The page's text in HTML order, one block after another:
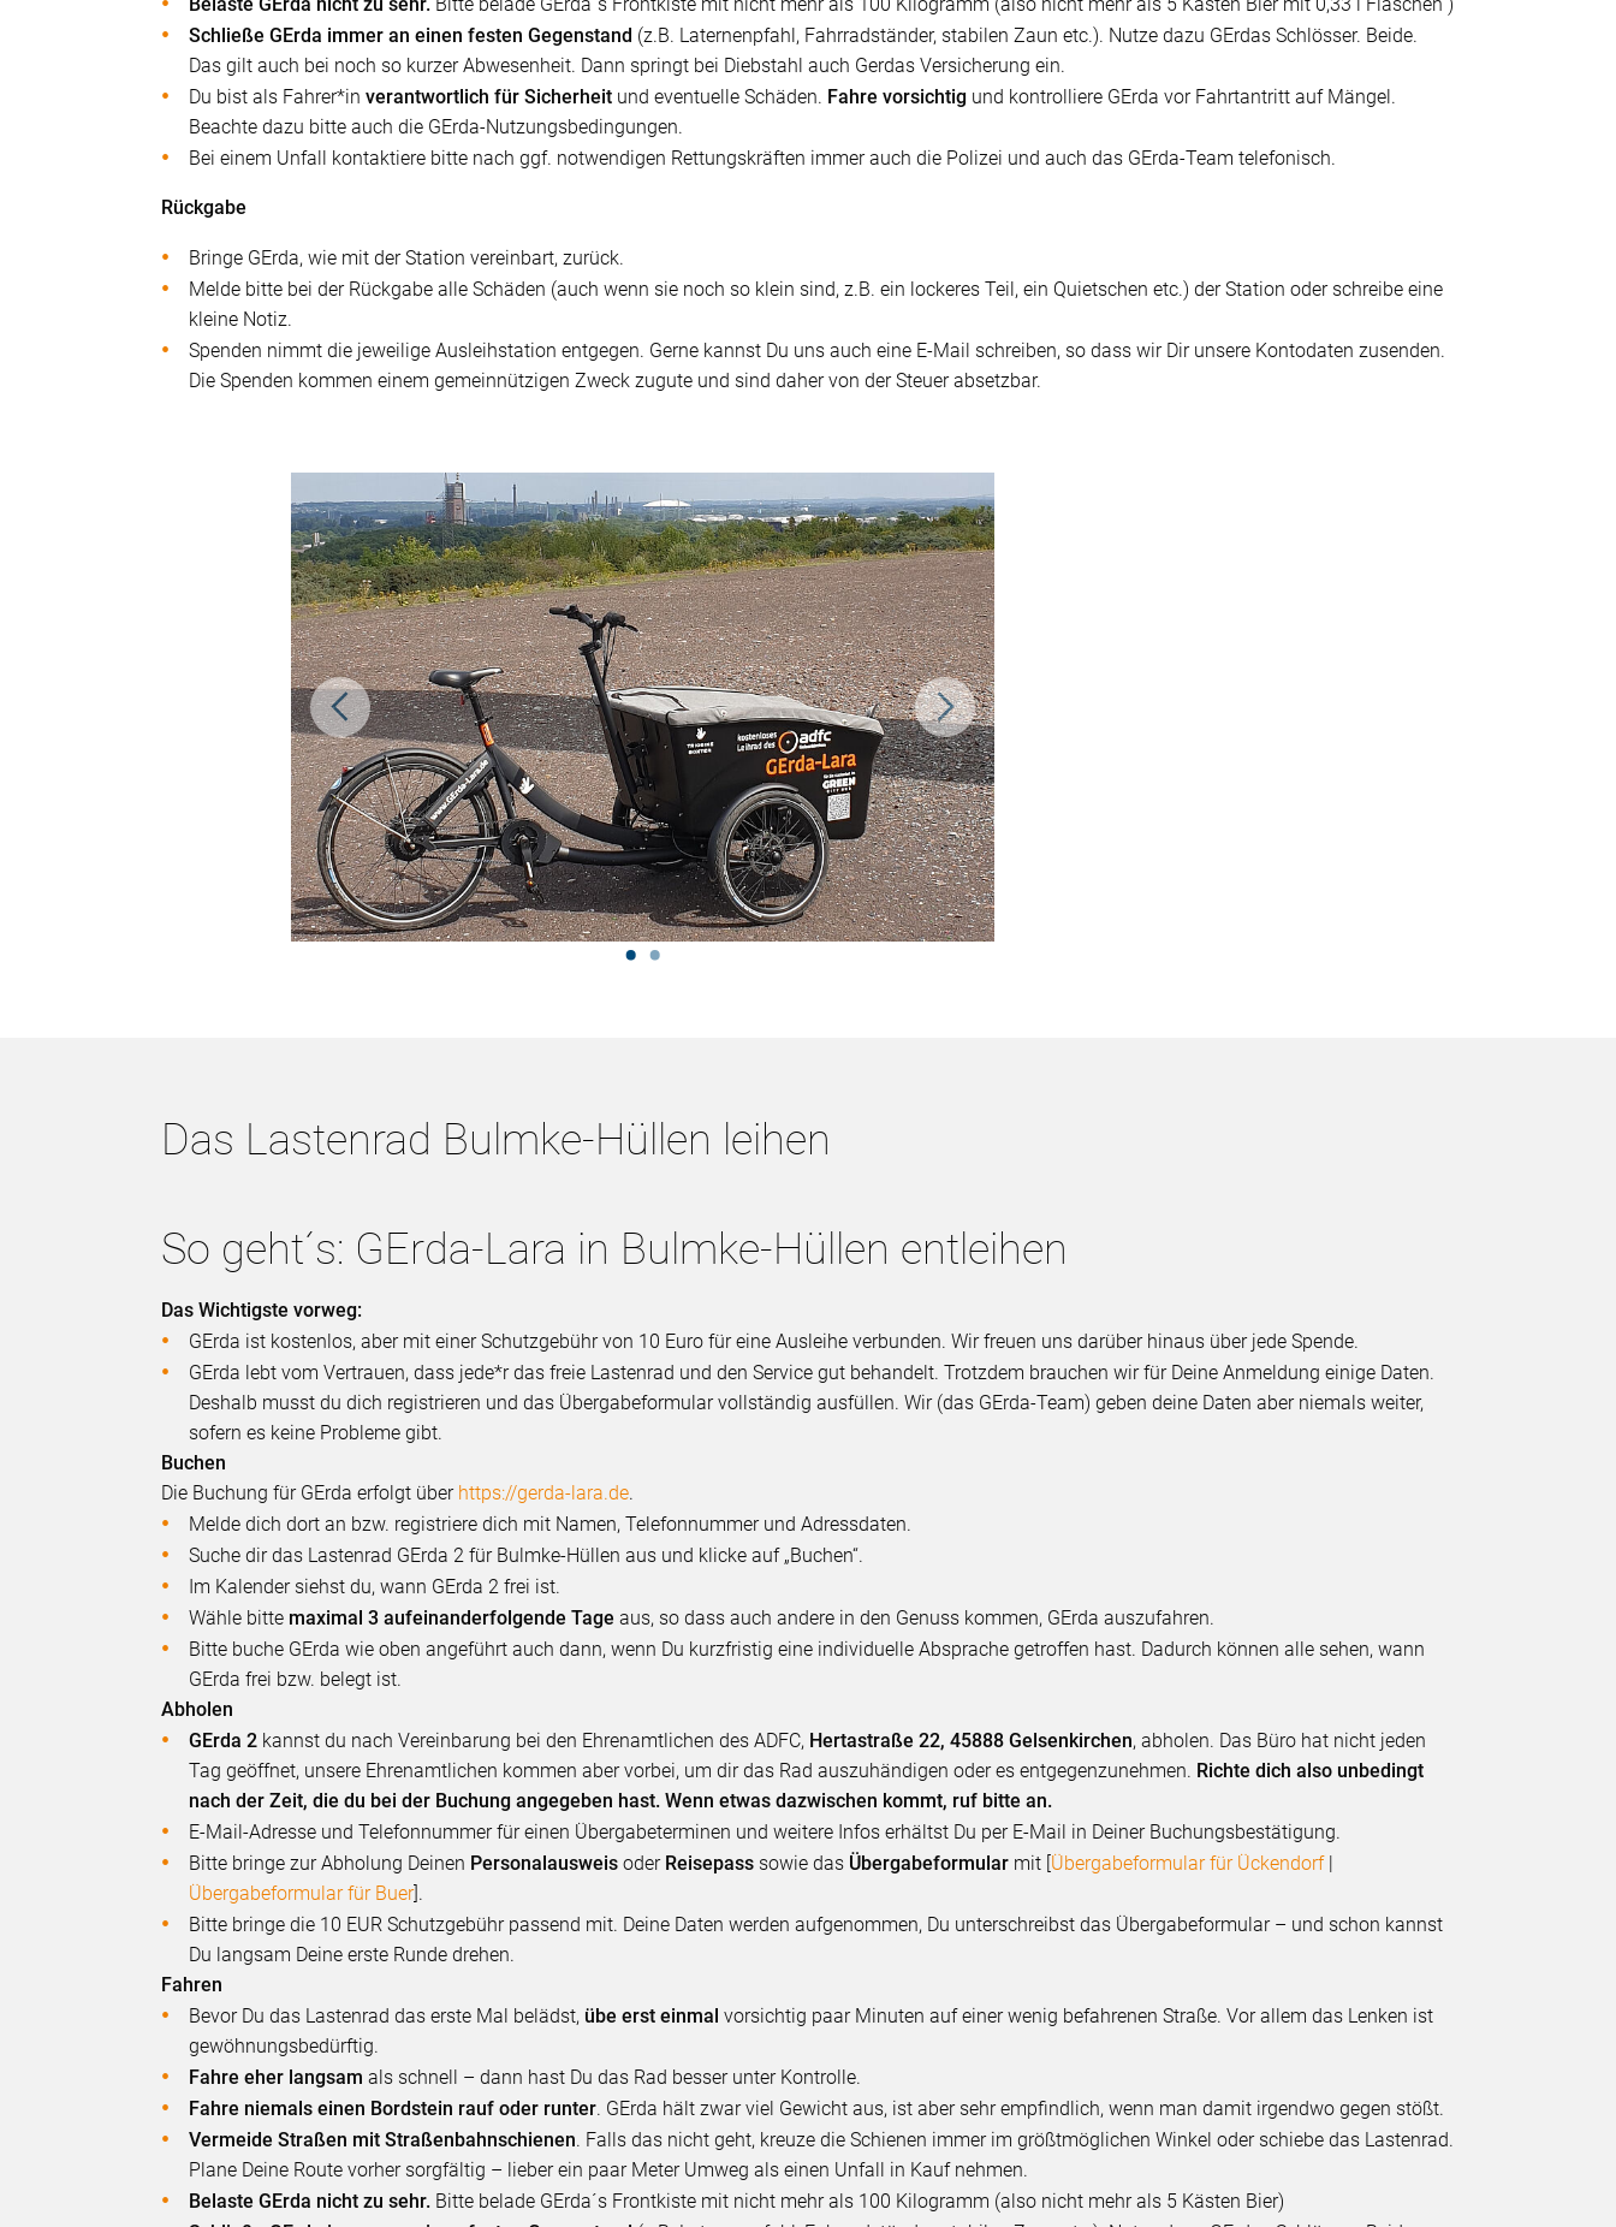
Belaste GErda nicht zu sehr. Bitte belade GErda´s Frontkiste mit nicht mehr als 100 Kilogramm (also nicht mehr als 5 Kästen Bier mit 0,33 l Flaschen )
Schließe GErda immer an einen festen Gegenstand (z.B. Laternenpfahl, Fahrradständer, stabilen Zaun etc.). Nutze dazu GErdas Schlösser. Beide.
Das gilt auch bei noch so kurzer Abwesenheit. Dann springt bei Diebstahl auch Gerdas Versicherung ein.
Du bist als Fahrer*inverantwortlich für Sicherheit und eventuelle Schäden. Fahre vorsichtig und kontrolliere GErda vor Fahrtantritt auf Mängel.
Beachte dazu bitte auch die GErda-Nutzungsbedingungen.
Bei einem Unfall kontaktiere bitte nach ggf. notwendigen Rettungskräften immer auch die Polizei und auch das GErda-Team telefonisch.
Rückgabe
Bringe GErda, wie mit der Station vereinbart, zurück.
Melde bitte bei der Rückgabe alle Schäden (auch wenn sie noch so klein sind, z.B. ein lockeres Teil, ein Quietschen etc.) der Station oder schreibe eine
kleine Notiz.
Spenden nimmt die jeweilige Ausleihstation entgegen. Gerne kannst Du uns auch eine E-Mail schreiben, so dass wir Dir unsere Kontodaten zusenden.
Die Spenden kommen einem gemeinnützigen Zweck zugute und sind daher von der Steuer absetzbar.
Das Lastenrad Bulmke-Hüllen leihen
So geht´s: GErda-Lara in Bulmke-Hüllen entleihen
Das Wichtigste vorweg:
GErda ist kostenlos, aber mit einer Schutzgebühr von 10 Euro für eine Ausleihe verbunden. Wir freuen uns darüber hinaus über jede Spende.
GErda lebt vom Vertrauen, dass jede*r das freie Lastenrad und den Service gut behandelt. Trotzdem brauchen wir für Deine Anmeldung einige Daten.
Deshalb musst du dich registrieren und das Übergabeformular vollständig ausfüllen. Wir (das GErda-Team) geben deine Daten aber niemals weiter,
sofern es keine Probleme gibt.
Buchen
Die Buchung für GErda erfolgt über https://gerda-lara.de.
Melde dich dort an bzw. registriere dich mit Namen, Telefonnummer und Adressdaten.
Suche dir das Lastenrad GErda 2 für Bulmke-Hüllen aus und klicke auf „Buchen“.
Im Kalender siehst du, wann GErda 2 frei ist.
Wähle bitte maximal 3 aufeinanderfolgende Tage aus, so dass auch andere in den Genuss kommen, GErda auszufahren.
Bitte buche GErda wie oben angeführt auch dann, wenn Du kurzfristig eine individuelle Absprache getroffen hast. Dadurch können alle sehen, wann
GErda frei bzw. belegt ist.
Abholen
GErda 2 kannst du nach Vereinbarung bei den Ehrenamtlichen des ADFC, Hertastraße 22, 45888 Gelsenkirchen, abholen. Das Büro hat nicht jeden
Tag geöffnet, unsere Ehrenamtlichen kommen aber vorbei, um dir das Rad auszuhändigen oder es entgegenzunehmen. Richte dich also unbedingt
nach der Zeit, die du bei der Buchung angegeben hast. Wenn etwas dazwischen kommt, ruf bitte an.
E-Mail-Adresse und Telefonnummer für einen Übergabeterminen und weitere Infos erhältst Du per E-Mail in Deiner Buchungsbestätigung.
Bitte bringe zur Abholung Deinen Personalausweis oder Reisepass sowie das Übergabeformular mit [ Übergabeformular für Ückendorf|
Übergabeformular für Buer].
Bitte bringe die 10 EUR Schutzgebühr passend mit. Deine Daten werden aufgenommen, Du unterschreibst das Übergabeformular – und schon kannst
Du langsam Deine erste Runde drehen.
Fahren
Bevor Du das Lastenrad das erste Mal belädst, übe erst einmal vorsichtig paar Minuten auf einer wenig befahrenen Straße. Vor allem das Lenken ist
gewöhnungsbedürftig.
Fahre eher langsam als schnell – dann hast Du das Rad besser unter Kontrolle.
Fahre niemals einen Bordstein rauf oder runter. GErda hält zwar viel Gewicht aus, ist aber sehr empfindlich, wenn man damit irgendwo gegen stößt.
Vermeide Straßen mit Straßenbahnschienen. Falls das nicht geht, kreuze die Schienen immer im größtmöglichen Winkel oder schiebe das Lastenrad.
Plane Deine Route vorher sorgfältig – lieber ein paar Meter Umweg als einen Unfall in Kauf nehmen.
Belaste GErda nicht zu sehr. Bitte belade GErda´s Frontkiste mit nicht mehr als 100 Kilogramm (also nicht mehr als 5 Kästen Bier)